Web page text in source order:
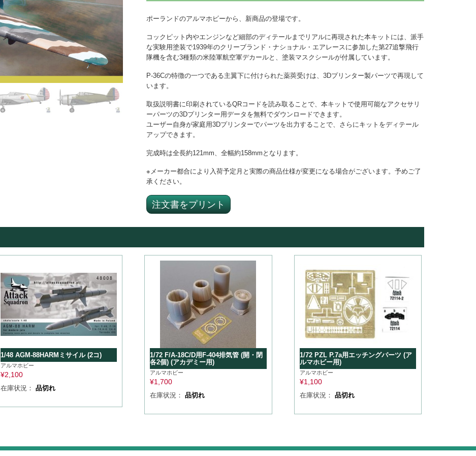
ポーランドのアルマホビーから、新商品の登場です。
コックピット内やエンジンなど細部のディテールまでリアルに再現された本キットには、派手
な実験用塗装で1939年のクリーブランド・ナショナル・エアレースに参加した第27追撃飛行
隊機を含む3種類の米陸軍航空軍デカールと、塗装マスクシールが付属しています。
P-36Cの特徴の一つである主翼下に付けられた薬莢受けは、3Dプリンター製パーツで再現して
います。
取扱説明書に印刷されているQRコードを読み取ることで、本キットで使用可能なアクセサリ
ーパーツの3Dプリンター用データを無料でダウンロードできます。
ユーザー自身が家庭用3Dプリンターでパーツを出力することで、さらにキットをディテール
アップできます。
完成時は全長約121mm、全幅約158mmとなります。
※メーカー都合により入荷予定月と実際の商品仕様が変更になる場合がございます。予めご了
承ください。
注文書をプリント
1/48 AGM-88HARMミサイル (2コ)
アルマホビー
¥2,100
在庫状況： 品切れ
1/72 F/A-18C/D用F-404排気管 (開・閉
各2個) (アカデミー用)
アルマホビー
¥1,700
在庫状況：品切れ
1/72 PZL P.7a用エッチングパーツ (ア
ルマホビー用)
アルマホビー
¥1,100
在庫状況：品切れ